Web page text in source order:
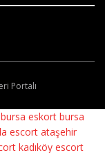
Portalı
bursa eskort bursa
escort ataşehir
kadıköy escort